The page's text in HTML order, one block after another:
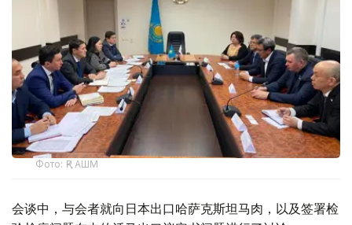
Фото: ҚР АШМ
会谈中，与会者就向日本出口哈萨克斯坦马肉，以及签署检